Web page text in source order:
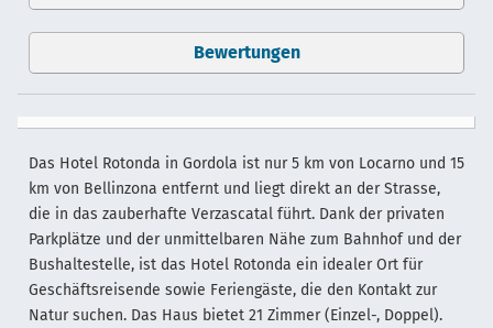
Bewertungen
Das Hotel Rotonda in Gordola ist nur 5 km von Locarno und 15
km von Bellinzona entfernt und liegt direkt an der Strasse,
die in das zauberhafte Verzascatal führt. Dank der privaten
Parkplätze und der unmittelbaren Nähe zum Bahnhof und der
Bushaltestelle, ist das Hotel Rotonda ein idealer Ort für
Geschäftsreisende sowie Feriengäste, die den Kontakt zur
Natur suchen. Das Haus bietet 21 Zimmer (Einzel-, Doppel).